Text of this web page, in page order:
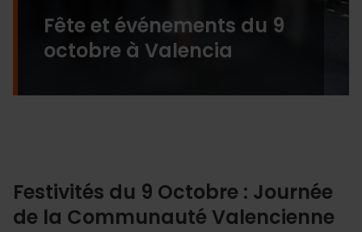
Fête et événements du 9
octobre à Valencia
Festivités du 9 Octobre : Journée
de la Communauté Valencienne